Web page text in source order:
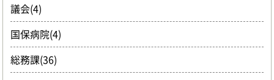
議会(4)
国保病院(4)
総務課(36)